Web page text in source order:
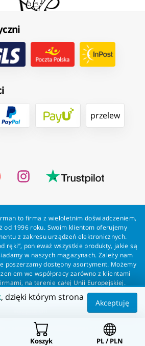
przelew
to firma z wieloletnim doświadczeniem,
od 1996 roku. Swoim klientom oferujemy
z zakresu urządzeń elektronicznych.
ręki”, ponieważ wszystkie produkty, jakie są
w naszych magazynach. Zależy nam
poszerzamy dostępny asortyment. Możemy
we współpracy zarówno z klientami
na terenie całej Unii Europejskiej.
obsługę każdego klienta oraz szybką i
zamówień. Wasserman - wszystko dla
zastrzeżone dla Wasserman.eu
Koszyk PL / PLN
, dzięki którym strona
Akceptuję